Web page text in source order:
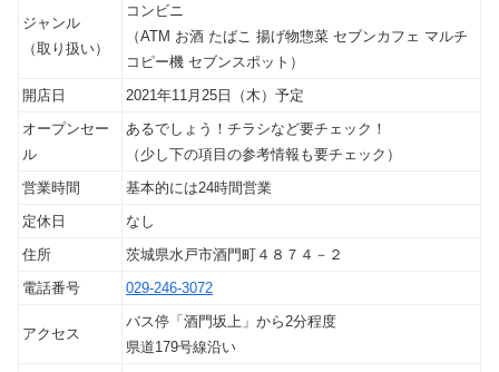
ジャンル
（取り扱い）
コンビニ
（ATM お酒 たばこ 揚げ物惣菜 セブンカフェ マルチ
コピー機 セブンスポット）
開店日
2021年11月25日（木）予定
オープンセー
ル
あるでしょう！チラシなど要チェック！
（少し下の項目の参考情報も要チェック）
営業時間
基本的には24時間営業
定休日
なし
住所
茨城県水戸市酒門町４８７４－２
電話番号
029-246-3072
アクセス
バス停「酒門坂上」から2分程度
県道179号線沿い